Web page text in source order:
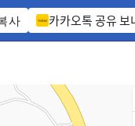
사 카카오톡 공유 보